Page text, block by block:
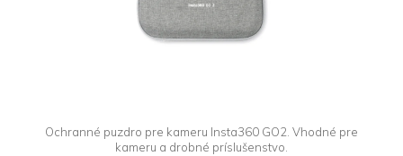
Ochranné puzdro pre kameru Insta360 GO2. Vhodné pre
kameru a drobné príslušenstvo.